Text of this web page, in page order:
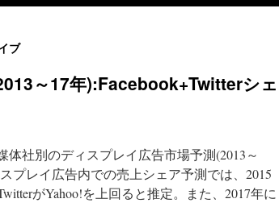
ブ
～17年):Facebook+Twitterシェ
体社別のディスプレイ広告市場予測(2013～
プレイ広告内での売上シェア予測では、2015
がYahoo!を上回ると推定。また、2017年に